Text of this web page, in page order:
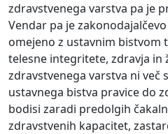
zdravstvenega varstva pa je
Vendar pa je
omejeno z ustavnim bistvom
telesne integritete, zdravja in
zdravstvenega varstva ni več
ustavnega bistva pravice do
bodisi zaradi predolgih
zdravstvenih kapacitet,